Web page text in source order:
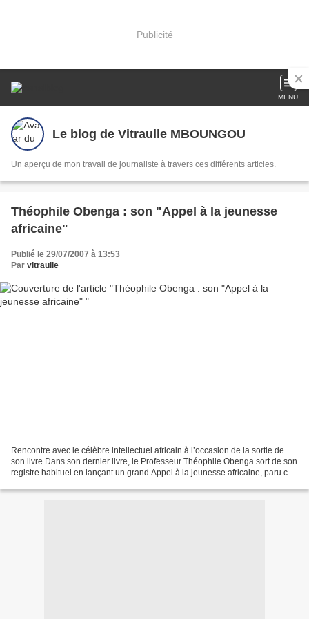
Publicité
MENU
Le blog de Vitraulle MBOUNGOU
Un aperçu de mon travail de journaliste à travers ces différents articles.
Théophile Obenga : son "Appel à la jeunesse
africaine"
Publié le 29/07/2007 à 13:53
Par vitraulle
Rencontre avec le célèbre intellectuel africain à l’occasion de la sortie de
son livre Dans son dernier livre, le Professeur Théophile Obenga sort de son
registre habituel en lançant un grand Appel à la jeunesse africaine, paru ce